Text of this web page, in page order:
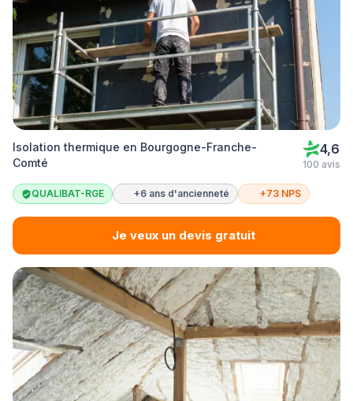
Isolation thermique en Bourgogne-Franche-
Comté
4,6
100 avis
QUALIBAT-RGE +6 ans d'ancienneté +73 NPS
Je veux un devis gratuit